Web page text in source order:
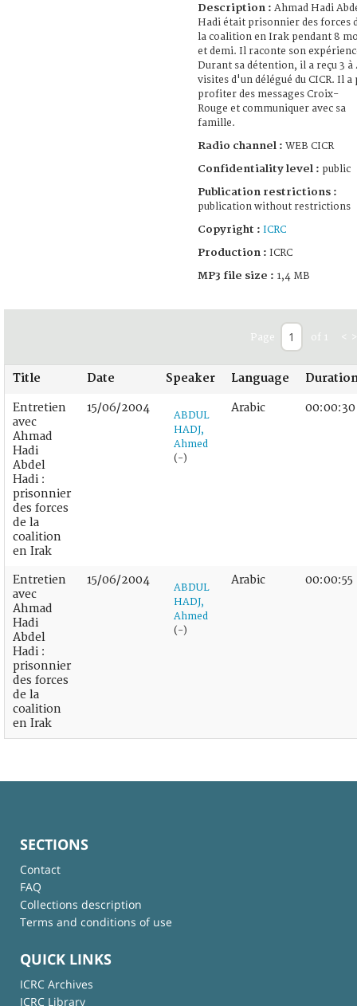
Description : Ahmad Hadi
Hadi était prisonnier des forces
la coalition en Irak pendant 8
et demi. Il raconte son
Durant sa détention, il a reçu 3 à
visites d'un délégué du CICR. Il a
profiter des messages Croix-
Rouge et communiquer avec sa
famille.
Radio channel : WEB CICR
Confidentiality level : public
Publication restrictions :
publication without restrictions
Copyright : ICRC
Production : ICRC
MP3 file size : 1,4 MB
Page of 1 < >
Title Date Speaker Language
Entretien
avec
Ahmad
Hadi
Abdel
Hadi :
prisonnier
des forces
de la
coalition
en Irak
15/06/2004
ABDUL
HADJ,
Ahmed
(-)
Arabic 00:00:30
Entretien
avec
Ahmad
Hadi
Abdel
Hadi :
prisonnier
des forces
de la
coalition
en Irak
15/06/2004
ABDUL
HADJ,
Ahmed
(-)
Arabic 00:00:55
SECTIONS
Contact
FAQ
Collections description
Terms and conditions of use
QUICK LINKS
ICRC Archives
ICRC Library